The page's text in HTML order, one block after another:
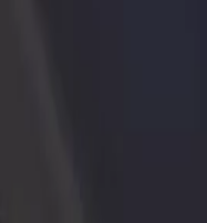
perfekte turen.